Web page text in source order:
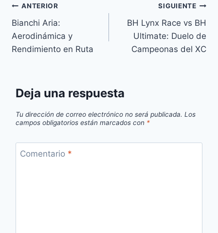
Navegación
de
entradas
ANTERIOR
Bianchi Aria:
Aerodinámica y
Rendimiento en Ruta
SIGUIENTE
BH Lynx Race vs BH
Ultimate: Duelo de
Campeonas del XC
Deja una respuesta
Tu dirección de correo electrónico no será publicada. Los
campos obligatorios están marcados con *
Comentario *